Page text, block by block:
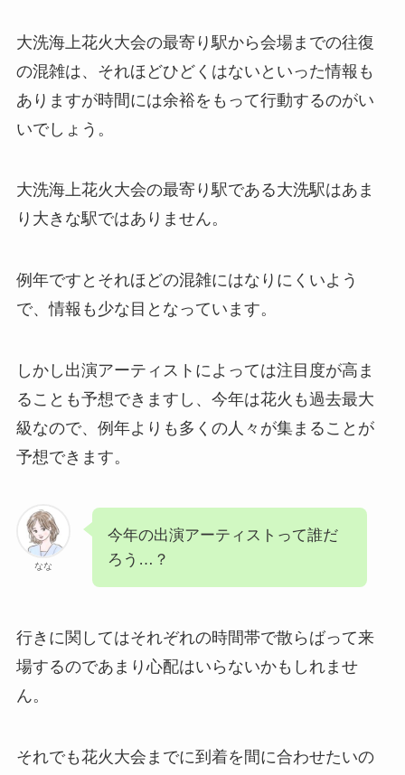
大洗海上花火大会の最寄り駅から会場までの往復
の混雑は、それほどひどくはないといった情報も
ありますが時間には余裕をもって行動するのがい
いでしょう。
大洗海上花火大会の最寄り駅である大洗駅はあま
り大きな駅ではありません。
例年ですとそれほどの混雑にはなりにくいよう
で、情報も少な目となっています。
しかし出演アーティストによっては注目度が高ま
ることも予想できますし、今年は花火も過去最大
級なので、例年よりも多くの人々が集まることが
予想できます。
なな
今年の出演アーティストって誰だ
ろう…？
行きに関してはそれぞれの時間帯で散らばって来
場するのであまり心配はいらないかもしれませ
ん。
それでも花火大会までに到着を間に合わせたいの